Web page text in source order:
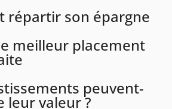
répartir son épargne
meilleur placement
peuvent-
leur valeur ?